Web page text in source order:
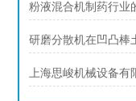
粉液混合机制药行业
研磨分散机在凹凸棒
上海思峻机械设备有